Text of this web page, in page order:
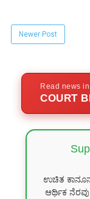
Newer Post
Read news in
COURT
ಉಚಿತ
ಆರ್ಥಿಕ